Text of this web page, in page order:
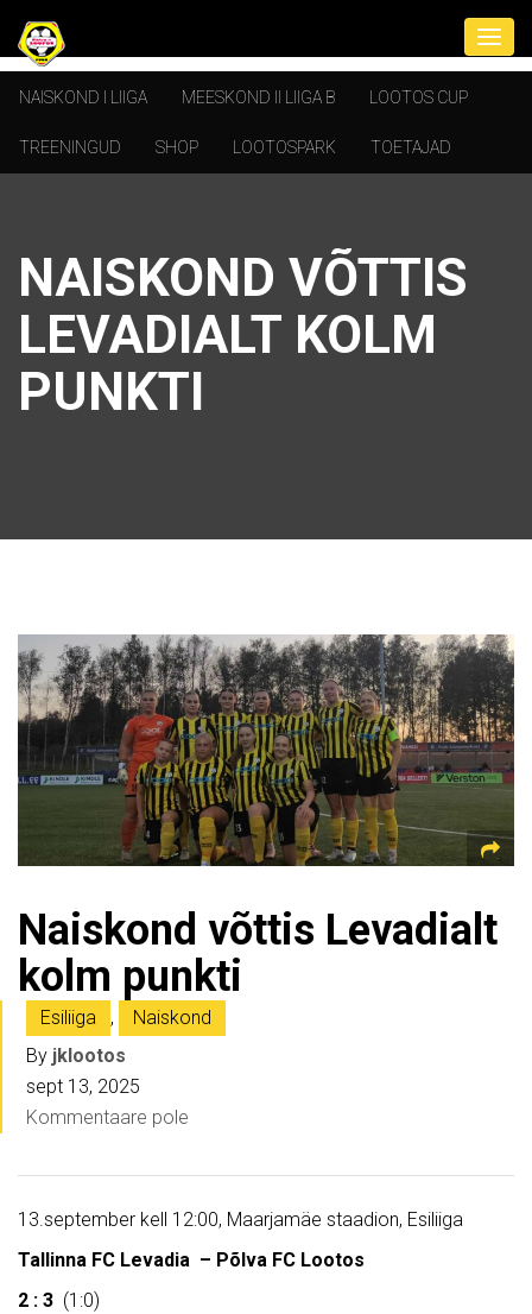
NAISKOND I LIIGA MEESKOND II LIIGA B LOOTOS CUP
TREENINGUD SHOP LOOTOSPARK TOETAJAD
NAISKOND VÕTTIS
LEVADIALT KOLM
PUNKTI
Naiskond võttis Levadialt
kolm punkti
Esiliiga ,
Naiskond
By jklootos
sept 13, 2025
Kommentaare pole
13.september kell 12:00, Maarjamäe staadion, Esiliiga
Tallinna FC Levadia – Põlva FC Lootos
2 : 3 (1:0)